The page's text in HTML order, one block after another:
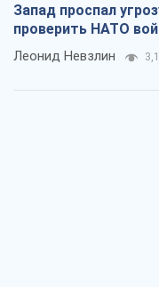
Запад проспал
проверить НАТО
Леонид Невзлин